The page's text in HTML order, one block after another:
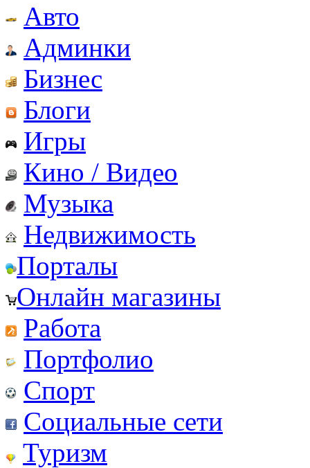
Авто
Админки
Бизнес
Блоги
Игры
Кино / Видео
Музыка
Недвижимость
Порталы
Онлайн магазины
Работа
Портфолио
Спорт
Социальные сети
Туризм